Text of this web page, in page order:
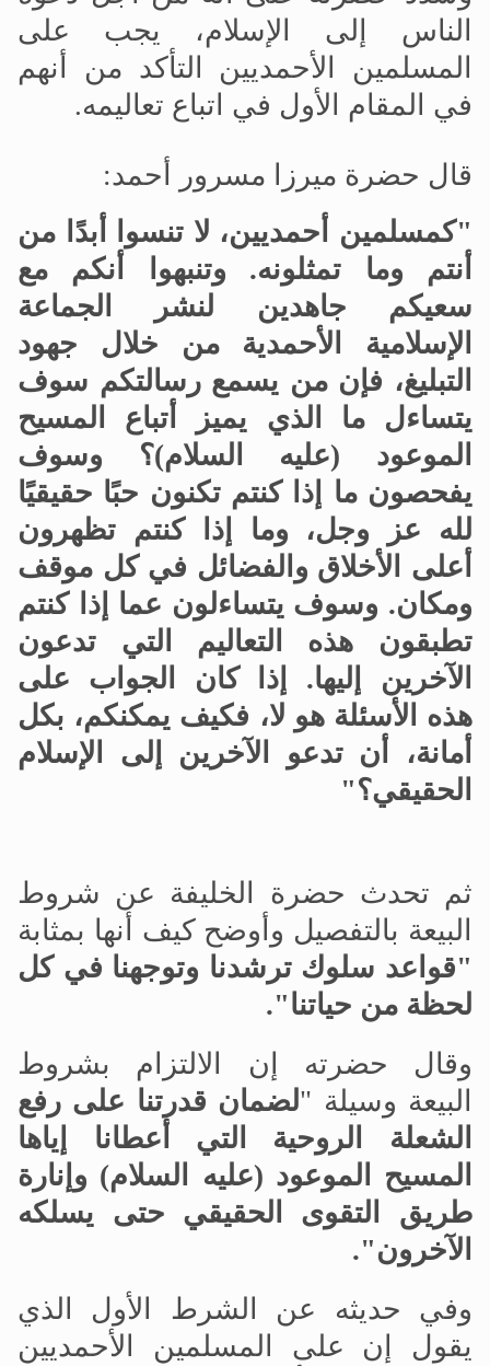
الناس إلى الإسلام، يجب على
المسلمين الأحمديين التأكد من أنهم
في المقام الأول في اتباع تعاليمه.
قال حضرة ميرزا مسرور أحمد:
"كمسلمين أحمديين، لا تنسوا أبدًا من
أنتم وما تمثلونه. وتنبهوا أنكم مع
سعيكم جاهدين لنشر الجماعة
الإسلامية الأحمدية من خلال جهود
التبليغ، فإن من يسمع رسالتكم سوف
يتساءل ما الذي يميز أتباع المسيح
الموعود (عليه السلام)؟ وسوف
يفحصون ما إذا كنتم تكنون حبًا حقيقيًا
لله عز وجل، وما إذا كنتم تظهرون
أعلى الأخلاق والفضائل في كل موقف
ومكان. وسوف يتساءلون عما إذا كنتم
تطبقون هذه التعاليم التي تدعون
الآخرين إليها. إذا كان الجواب على
هذه الأسئلة هو لا، فكيف يمكنكم، بكل
أمانة، أن تدعو الآخرين إلى الإسلام
الحقيقي؟"
ثم تحدث حضرة الخليفة عن شروط
البيعة بالتفصيل وأوضح كيف أنها بمثابة
"قواعد سلوك ترشدنا وتوجهنا في كل
لحظة من حياتنا".
وقال حضرته إن الالتزام بشروط
البيعة وسيلة "لضمان قدرتنا على رفع
الشعلة الروحية التي أعطانا إياها
المسيح الموعود (عليه السلام) وإنارة
طريق التقوى الحقيقي حتى يسلكه
الآخرون".
وفي حديثه عن الشرط الأول الذي
يقول إن على المسلمين الأحمديين